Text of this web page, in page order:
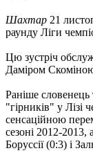
Шахтар 21
раунду Ліги
Цю зустріч
Даміром
Раніше
"гірників" у Лізі
сенсаційною
сезоні 2012-2013,
Боруссії (0:3) і